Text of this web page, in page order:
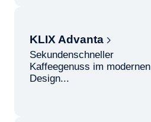
KLIX Advanta
Sekundenschneller
Kaffeegenuss im modernen
Design...